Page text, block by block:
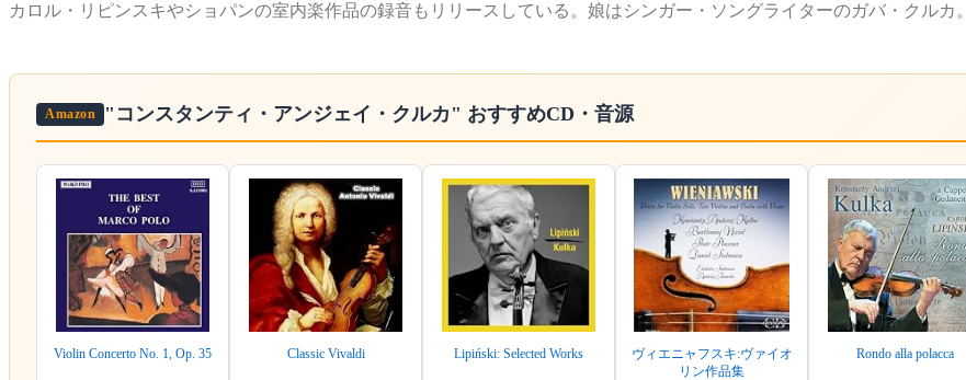
カロル・リピンスキやショパンの室内楽作品の録音もリリースしている。娘はシンガー・ソングライターのガバ・クルカ。
Amazon "コンスタンティ・アンジェイ・クルカ" おすすめCD・音源
Violin Concerto No. 1, Op. 35 Classic Vivaldi Lipiński: Selected Works
ヴィエニャフスキ:ヴァイオ
リン作品集
Rondo alla polacca